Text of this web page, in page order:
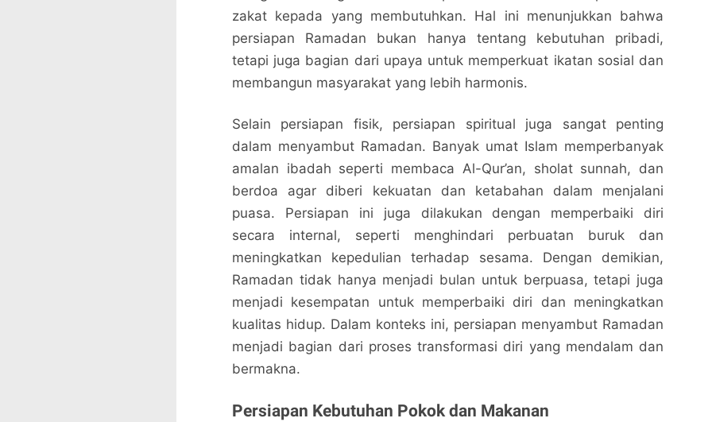
Nalarrakyat.com - Media Kritis
Bagikan ke media lain
zakat kepada yang membutuhkan. Hal ini menunjukkan bahwa
persiapan Ramadan bukan hanya tentang kebutuhan pribadi,
tetapi juga bagian dari upaya untuk memperkuat ikatan sosial dan
membangun masyarakat yang lebih harmonis.
Selain persiapan fisik, persiapan spiritual juga sangat penting
dalam menyambut Ramadan. Banyak umat Islam memperbanyak
amalan ibadah seperti membaca Al-Qur’an, sholat sunnah, dan
berdoa agar diberi kekuatan dan ketabahan dalam menjalani
puasa. Persiapan ini juga dilakukan dengan memperbaiki diri
secara internal, seperti menghindari perbuatan buruk dan
meningkatkan kepedulian terhadap sesama. Dengan demikian,
Ramadan tidak hanya menjadi bulan untuk berpuasa, tetapi juga
menjadi kesempatan untuk memperbaiki diri dan meningkatkan
kualitas hidup. Dalam konteks ini, persiapan menyambut Ramadan
menjadi bagian dari proses transformasi diri yang mendalam dan
bermakna.
Persiapan Kebutuhan Pokok dan Makanan
Nalarrakyat.com - Media Kritis
Bagikan ke media lain